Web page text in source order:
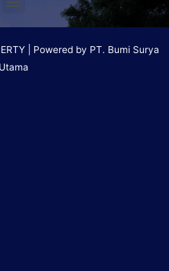
| Powered by PT. Bumi Surya
Utama